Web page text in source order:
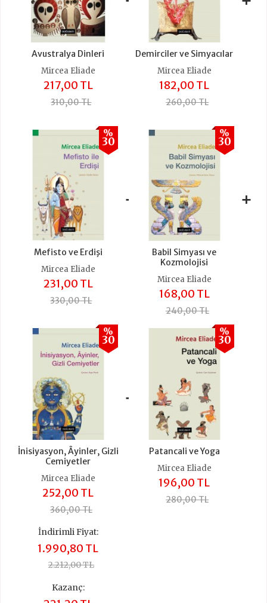
Avustralya Dinleri
Mircea Eliade
217,00 TL
310,00 TL
Demirciler ve Simyacılar
Mircea Eliade
182,00 TL
260,00 TL
Mefisto ve Erdişi
%
30
Mircea Eliade
231,00 TL
330,00 TL
+
Babil Simyası ve
Kozmolojisi
%
30
Mircea Eliade
168,00 TL
240,00 TL
+
İnisiyasyon, Âyinler, Gizli
Cemiyetler
%
30
Mircea Eliade
252,00 TL
360,00 TL
+
Patancali ve Yoga
%
30
Mircea Eliade
196,00 TL
280,00 TL
İndirimli Fiyat:
1.990,80 TL
2.212,00 TL
Kazanç: